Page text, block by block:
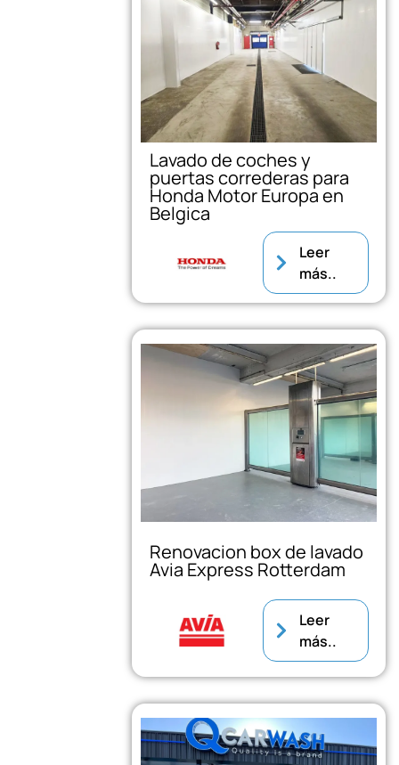
Lavado de coches y
puertas correderas para
Honda Motor Europa en
Belgica
Leer
más..
Renovacion box de lavado
Avia Express Rotterdam
Leer
más..